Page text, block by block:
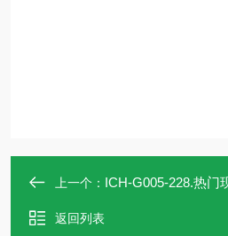
上一个： ICH-G005-228.热门现货
返回列表